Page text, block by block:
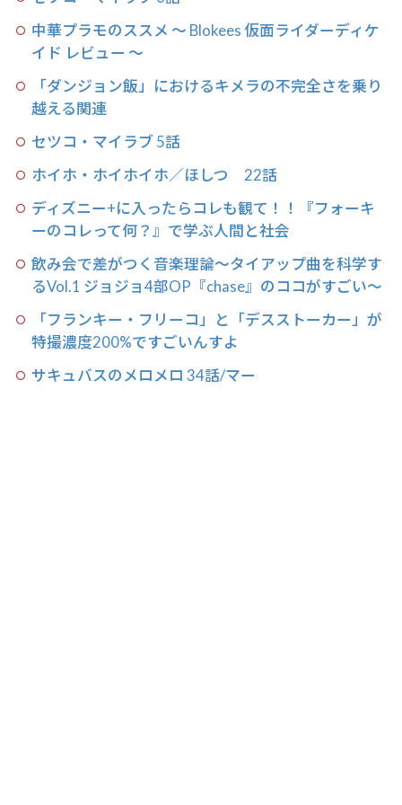
中華プラモのススメ 〜 Blokees 仮面ライダーディケ
イド レビュー 〜
「ダンジョン飯」におけるキメラの不完全さを乗り
越える関連
セツコ・マイラブ 5話
ホイホ・ホイホイホ／ほしつ 22話
ディズニー+に入ったらコレも観て！！『フォーキ
ーのコレって何？』で学ぶ人間と社会
飲み会で差がつく音楽理論〜タイアップ曲を科学す
るVol.1 ジョジョ4部OP『chase』のココがすごい〜
「フランキー・フリーコ」と「デスストーカー」が
特撮濃度200%ですごいんすよ
サキュバスのメロメロ 34話/マー